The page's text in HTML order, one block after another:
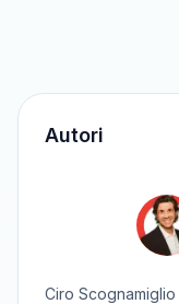
Autori
Ciro